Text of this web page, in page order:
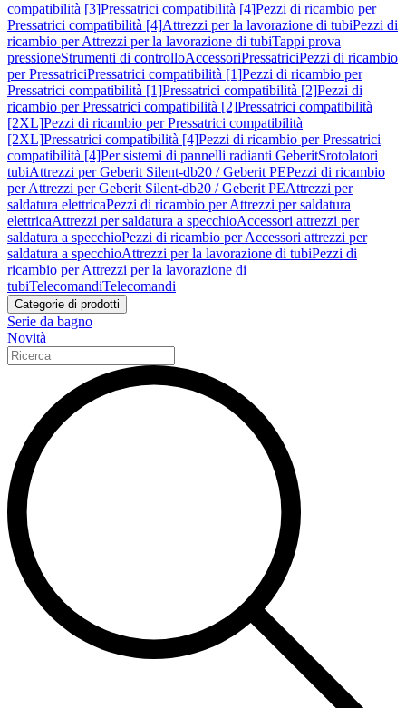
compatibilità [3]Pressatrici compatibilità [4]Pezzi di ricambio per
Pressatrici compatibilità [4]Attrezzi per la lavorazione di tubiPezzi di
ricambio per Attrezzi per la lavorazione di tubiTappi prova
pressioneStrumenti di controlloAccessoriPressatriciPezzi di ricambio
per PressatriciPressatrici compatibilità [1]Pezzi di ricambio per
Pressatrici compatibilità [1]Pressatrici compatibilità [2]Pezzi di
ricambio per Pressatrici compatibilità [2]Pressatrici compatibilità
[2XL]Pezzi di ricambio per Pressatrici compatibilità
[2XL]Pressatrici compatibilità [4]Pezzi di ricambio per Pressatrici
compatibilità [4]Per sistemi di pannelli radianti GeberitSrotolatori
tubiAttrezzi per Geberit Silent-db20 / Geberit PEPezzi di ricambio
per Attrezzi per Geberit Silent-db20 / Geberit PEAttrezzi per
saldatura elettricaPezzi di ricambio per Attrezzi per saldatura
elettricaAttrezzi per saldatura a specchioAccessori attrezzi per
saldatura a specchioPezzi di ricambio per Accessori attrezzi per
saldatura a specchioAttrezzi per la lavorazione di tubiPezzi di
ricambio per Attrezzi per la lavorazione di
tubiTelecomandiTelecomandi
Categorie di prodotti
Serie da bagno
Novità